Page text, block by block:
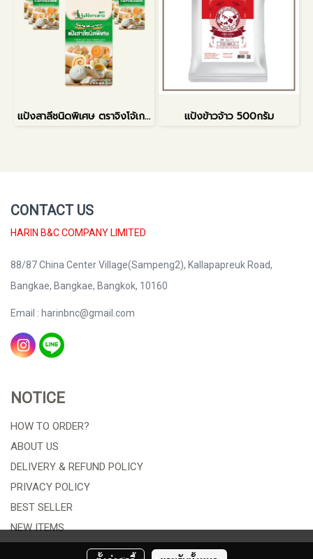
แป้งสาลีชนิดพิเศษ ตราจิงโจ้เกาะดาว แป้งข้าวจ้าว 500กรัม
CONTACT US
HARIN B&C COMPANY LIMITED
88/87 China Center Village(Sampeng2), Kallapapreuk Road,
Bangkae, Bangkae, Bangkok, 10160
Email : harinbnc@gmail.com
NOTICE
HOW TO ORDER?
ABOUT US
DELIVERY & REFUND POLICY
PRIVACY POLICY
BEST SELLER
NEW ITEMS
ORDER TRACKING